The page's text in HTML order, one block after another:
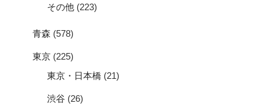
その他 (223)
青森 (578)
東京 (225)
東京・日本橋 (21)
渋谷 (26)